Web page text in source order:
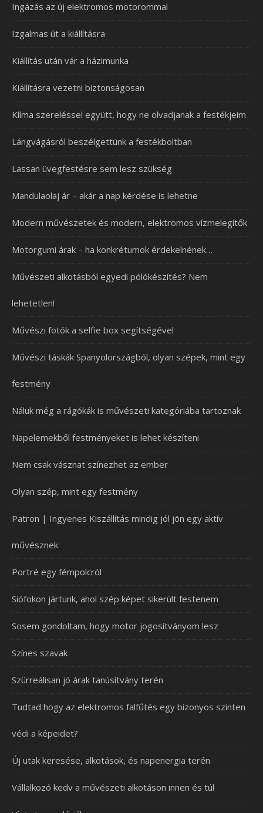
Ingázás az új elektromos motorommal
Izgalmas út a kiállításra
Kiállítás után vár a házimunka
Kiállításra vezetni biztonságosan
Klíma szereléssel együtt, hogy ne olvadjanak a festékjeim
Lángvágásról beszélgettünk a festékboltban
Lassan üvegfestésre sem lesz szükség
Mandulaolaj ár – akár a nap kérdése is lehetne
Modern művészetek és modern, elektromos vízmelegítők
Motorgumi árak – ha konkrétumok érdekelnének…
Művészeti alkotásból egyedi pólókészítés? Nem
lehetetlen!
Művészi fotók a selfie box segítségével
Művészi táskák Spanyolországból, olyan szépek, mint egy
festmény
Náluk még a rágókák is művészeti kategóriába tartoznak
Napelemekből festményeket is lehet készíteni
Nem csak vásznat színezhet az ember
Olyan szép, mint egy festmény
Patron | Ingyenes Kiszállítás mindig jól jön egy aktív
művésznek
Portré egy fémpolcról
Siófokon jártunk, ahol szép képet sikerült festenem
Sosem gondoltam, hogy motor jogosítványom lesz
Színes szavak
Szürreálisan jó árak tanúsítvány terén
Tudtad hogy az elektromos falfűtés egy bizonyos szinten
védi a képeidet?
Új utak keresése, alkotások, és napenergia terén
Vállalkozó kedv a művészeti alkotáson innen és túl